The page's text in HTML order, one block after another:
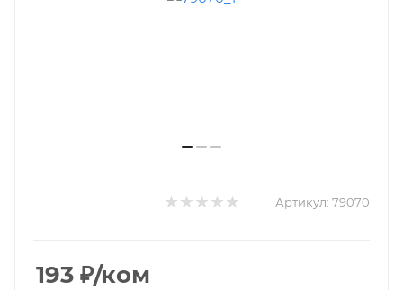
Артикул: 79070
193 ₽/ком